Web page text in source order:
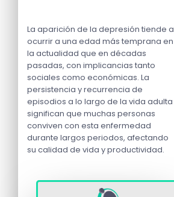
La aparición de la depresión tiende a
ocurrir a una edad más temprana en
la actualidad que en décadas
pasadas, con implicancias tanto
sociales como económicas. La
persistencia y recurrencia de
episodios a lo largo de la vida adulta
significan que muchas personas
conviven con esta enfermedad
durante largos periodos, afectando
su calidad de vida y productividad.